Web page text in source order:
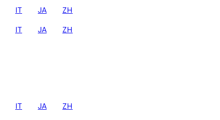
IT JA
ZH
IT JA
ZH
IT JA ZH